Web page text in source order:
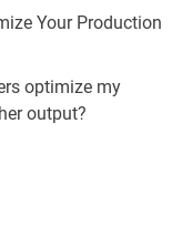
Your Production
optimize my
output?